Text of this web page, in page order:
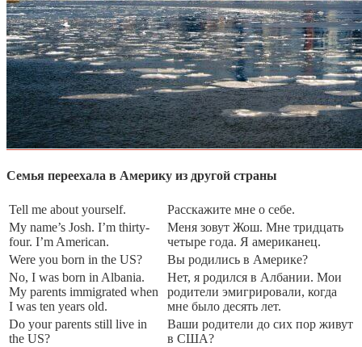
Семья переехала в Америку из другой страны
Tell me about yourself.
Расскажите мне о себе.
My name’s Josh. I’m thirty-
four. I’m American.
Меня зовут Жош. Мне тридцать
четыре года. Я американец.
Were you born in the US?
Вы родились в Америке?
No, I was born in Albania.
My parents immigrated when
I was ten years old.
Нет, я родился в Албании. Мои
родители эмигрировали, когда
мне было десять лет.
Do your parents still live in
the US?
Ваши родители до сих пор живут
в США?